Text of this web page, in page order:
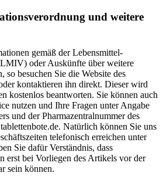
und weitere
gemäß der Lebensmittel­
oder Auskünfte über weitere
so besuchen Sie die Website des
kontaktieren ihn direkt. Dieser wird
kostenlos beantworten. Sie können auch
nutzen und Ihre Fragen unter Angabe
und der Pharmazentralnummer des
Natürlich können Sie uns
telefonisch erreichen unter
Sie dafür Verständnis, dass
erst bei Vorliegen des Artikels vor der
sein können.